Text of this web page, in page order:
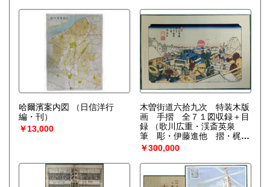
哈爾濱案内図
（日信洋行
編・刊）
￥13,000
木曽街道六拾九次 特装木版
画 手摺 全７１図収録＋目
録
（歌川広重・渓斎英泉
筆 彫・伊藤進他 摺・梶川
芳雄他）
￥300,000